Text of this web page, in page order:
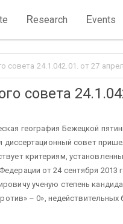
Research Events
совета 24.1.042.01. от 27
совета
география Бежецкой
диссертационный совет
критериям,
от 24 сентября
ученую степень
– 0», недействительных